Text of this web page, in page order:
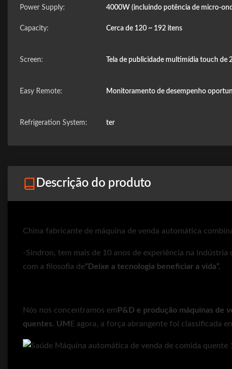
Power Supply: 4000W (incluindo potência de micro-
Capacity: Cerca de 120 ~ 192 itens
Screen: Tela de publicidade multimídia touch de
Easy Remote: Monitoramento de desempenho
Refrigeration System: ter
Descrição do produto
China fabricante de máquina de venda automática
-Sindron, tem mais de 10 anos de experiência na
com a filosofia de“Deixe a tecnologia beneficiar a vida”.
Nós nos concentramos em P&D e produção máquinas de
quentes. UM E agora, a força abrangente foi classificada